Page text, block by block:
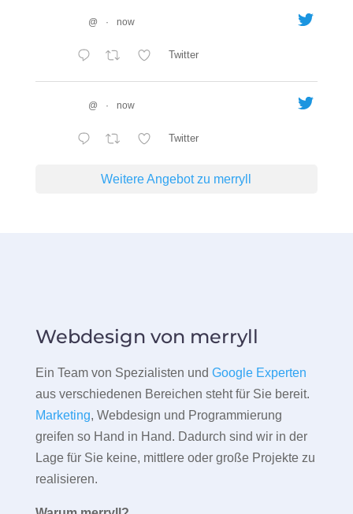
@ · now
Twitter
@ · now
Twitter
Weitere Angebot zu merryll
Webdesign von merryll
Ein Team von Spezialisten und Google Experten
aus verschiedenen Bereichen steht für Sie bereit.
Marketing, Webdesign und Programmierung
greifen so Hand in Hand. Dadurch sind wir in der
Lage für Sie keine, mittlere oder große Projekte zu
realisieren.